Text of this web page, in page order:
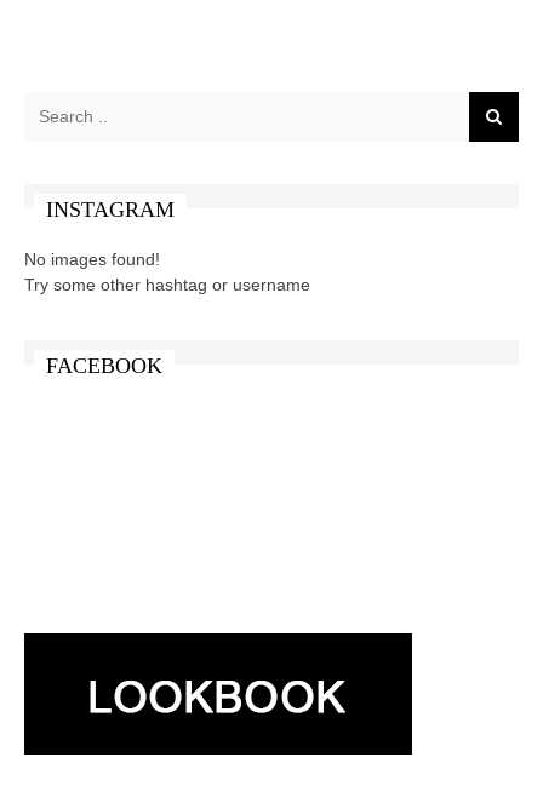
INSTAGRAM
No images found!
Try some other hashtag or username
FACEBOOK